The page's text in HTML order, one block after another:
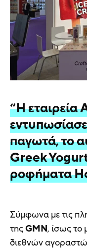
“Η εταιρεία
παγωτά, το
Greek
ροφήματα
Σύμφωνα με τις
τηςGMN, ίσως το
διεθνών